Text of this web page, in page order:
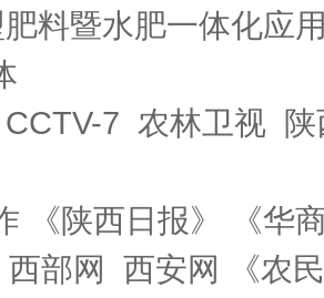
料暨水肥一体化应
7 农林卫视
《陕西日报》 《华
部网 西安网 《农民